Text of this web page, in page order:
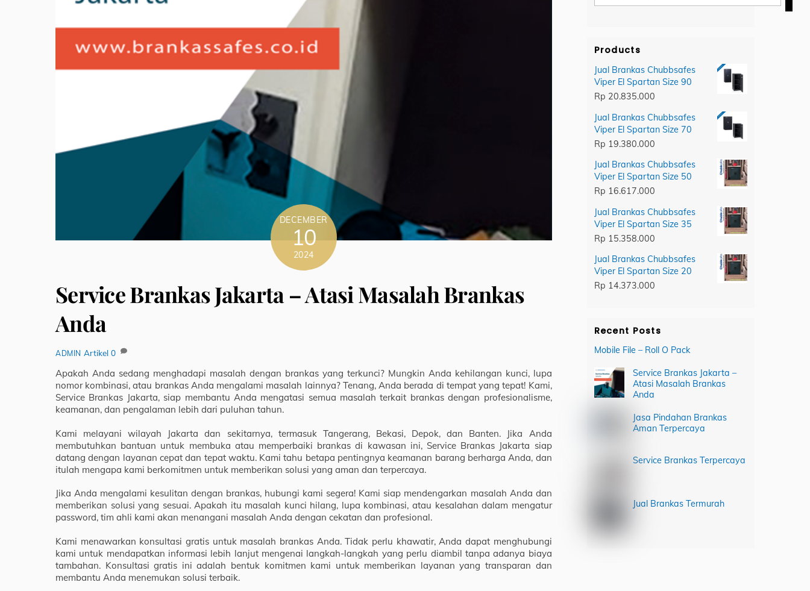
DECEMBER
10
2024
Service Brankas Jakarta – Atasi Masalah Brankas
Anda
ADMIN Artikel 0
Apakah Anda sedang menghadapi masalah dengan brankas yang terkunci? Mungkin Anda kehilangan kunci, lupa
nomor kombinasi, atau brankas Anda mengalami masalah lainnya? Tenang, Anda berada di tempat yang tepat! Kami,
Service Brankas Jakarta, siap membantu Anda mengatasi semua masalah terkait brankas dengan profesionalisme,
keamanan, dan pengalaman lebih dari puluhan tahun.
Kami melayani wilayah Jakarta dan sekitarnya, termasuk Tangerang, Bekasi, Depok, dan Banten. Jika Anda
membutuhkan bantuan untuk membuka atau memperbaiki brankas di kawasan ini, Service Brankas Jakarta siap
datang dengan layanan cepat dan tepat waktu. Kami tahu betapa pentingnya keamanan barang berharga Anda, dan
itulah mengapa kami berkomitmen untuk memberikan solusi yang aman dan terpercaya.
Jika Anda mengalami kesulitan dengan brankas, hubungi kami segera! Kami siap mendengarkan masalah Anda dan
memberikan solusi yang sesuai. Apakah itu masalah kunci hilang, lupa kombinasi, atau kesalahan dalam mengatur
password, tim ahli kami akan menangani masalah Anda dengan cekatan dan profesional.
Kami menawarkan konsultasi gratis untuk masalah brankas Anda. Tidak perlu khawatir, Anda dapat menghubungi
kami untuk mendapatkan informasi lebih lanjut mengenai langkah-langkah yang perlu diambil tanpa adanya biaya
tambahan. Konsultasi gratis ini adalah bentuk komitmen kami untuk memberikan layanan yang transparan dan
membantu Anda menemukan solusi terbaik.
Products
Jual Brankas Chubbsafes
Viper El Spartan Size 90
Rp 20.835.000
Jual Brankas Chubbsafes
Viper El Spartan Size 70
Rp 19.380.000
Jual Brankas Chubbsafes
Viper El Spartan Size 50
Rp 16.617.000
Jual Brankas Chubbsafes
Viper El Spartan Size 35
Rp 15.358.000
Jual Brankas Chubbsafes
Viper El Spartan Size 20
Rp 14.373.000
Recent Posts
Mobile File – Roll O Pack
Service Brankas Jakarta –
Atasi Masalah Brankas
Anda
Jasa Pindahan Brankas
Aman Terpercaya
Service Brankas Terpercaya
Jual Brankas Termurah